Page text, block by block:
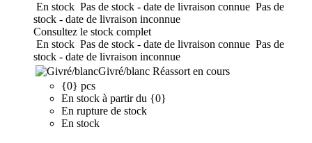
En stock Pas de stock - date de livraison connue Pas de
stock - date de livraison inconnue
Consultez le stock complet
En stock Pas de stock - date de livraison connue Pas de
stock - date de livraison inconnue
Givré/blanc Réassort en cours
{0} pcs
En stock à partir du {0}
En rupture de stock
En stock